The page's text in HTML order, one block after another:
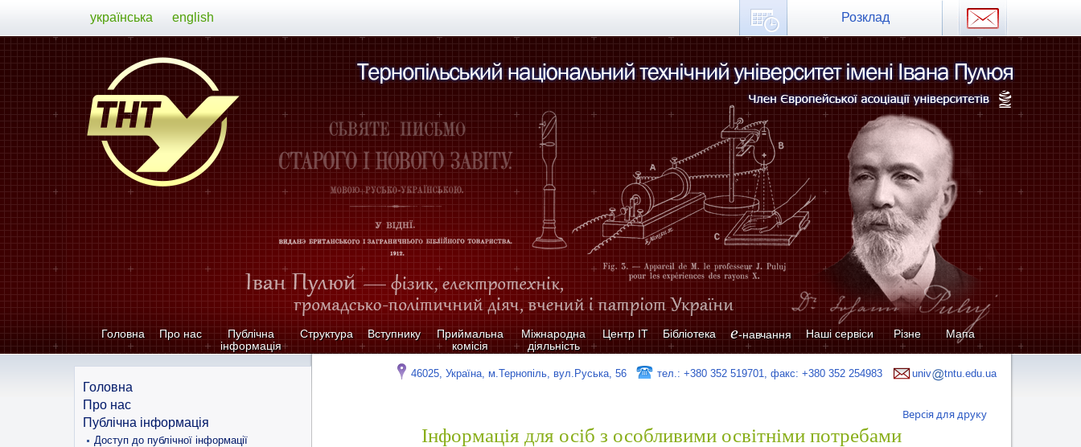
Розклад
українська english
Головна Про нас
Публічна
інформація
Структура Вступнику
Приймальна
комісія
Міжнародна
діяльність
Центр ІТ Бібліотека e-навчання Наші сервіси Різне Мапа
Головна
Про нас
Публічна інформація
Доступ до публічної інформації
46025, Україна, м.Тернопіль, вул.Руська, 56 тел.: +380 352 519701, факс: +380 352 254983 univ tntu.edu.ua
Версія для друку
Інформація для осіб з особливими освітніми потребами